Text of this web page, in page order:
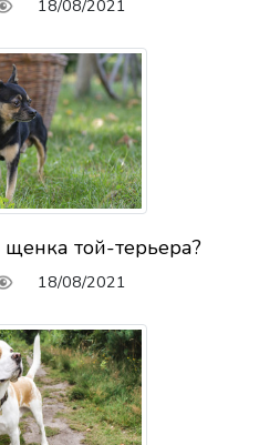
18/08/2021
щенка той-терьера?
18/08/2021